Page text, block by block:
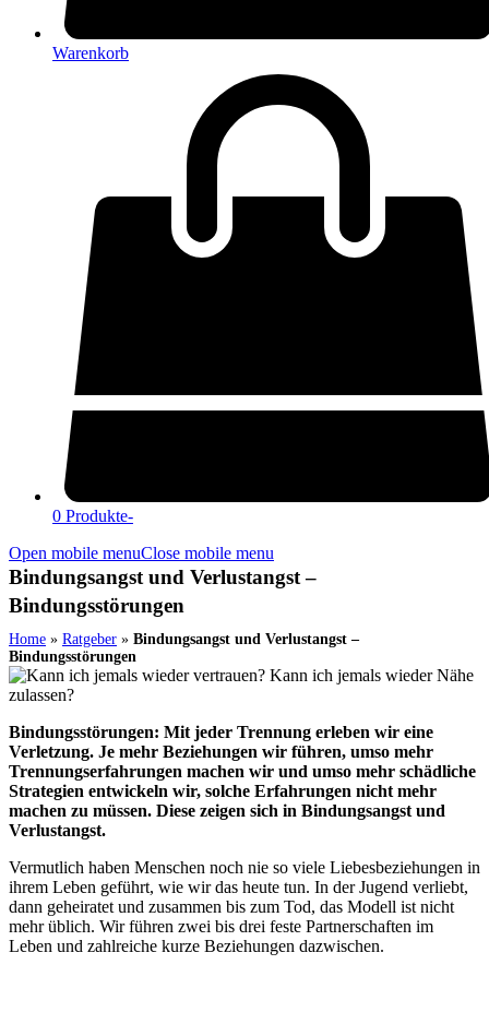
Warenkorb
0 Produkte-
Open mobile menuClose mobile menu
Bindungsangst und Verlustangst –
Bindungsstörungen
Home » Ratgeber » Bindungsangst und Verlustangst –
Bindungsstörungen
Bindungsstörungen: Mit jeder Trennung erleben wir eine
Verletzung. Je mehr Beziehungen wir führen, umso mehr
Trennungserfahrungen machen wir und umso mehr schädliche
Strategien entwickeln wir, solche Erfahrungen nicht mehr
machen zu müssen. Diese zeigen sich in Bindungsangst und
Verlustangst.
Vermutlich haben Menschen noch nie so viele Liebesbeziehungen in
ihrem Leben geführt, wie wir das heute tun. In der Jugend verliebt,
dann geheiratet und zusammen bis zum Tod, das Modell ist nicht
mehr üblich. Wir führen zwei bis drei feste Partnerschaften im
Leben und zahlreiche kurze Beziehungen dazwischen.